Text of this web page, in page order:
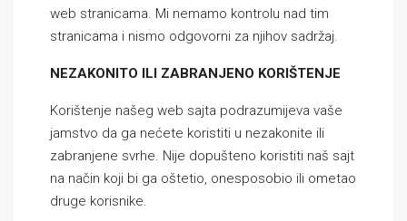
web stranicama. Mi nemamo kontrolu nad tim
stranicama i nismo odgovorni za njihov sadržaj.
NEZAKONITO ILI ZABRANJENO KORIŠTENJE
Korištenje našeg web sajta podrazumijeva vaše
jamstvo da ga nećete koristiti u nezakonite ili
zabranjene svrhe. Nije dopušteno koristiti naš sajt
na način koji bi ga oštetio, onesposobio ili ometao
druge korisnike.